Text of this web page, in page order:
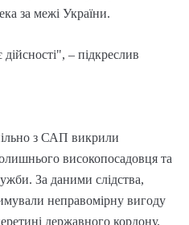
за межі України.
– підкреслив
з САП викрили
високопосадовця та
За даними слідства,
неправомірну вигоду
державного кордону.